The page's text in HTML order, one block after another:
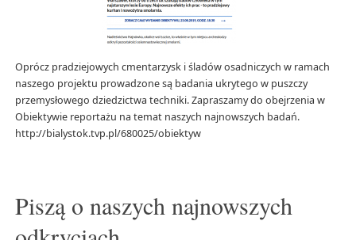
Oprócz pradziejowych cmentarzysk i śladów osadniczych w ramach
naszego projektu prowadzone są badania ukrytego w puszczy
przemysłowego dziedzictwa techniki. Zapraszamy do obejrzenia w
Obiektywie reportażu na temat naszych najnowszych badań.
http://bialystok.tvp.pl/680025/obiektyw
Piszą o naszych najnowszych